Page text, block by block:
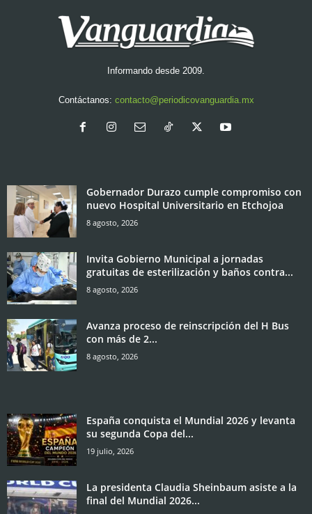
Informando desde 2009.
Contáctanos: contacto@periodicovanguardia.mx
Gobernador Durazo cumple compromiso con
nuevo Hospital Universitario en Etchojoa
8 agosto, 2026
Invita Gobierno Municipal a jornadas
gratuitas de esterilización y baños contra...
8 agosto, 2026
Avanza proceso de reinscripción del H Bus
con más de 2...
8 agosto, 2026
España conquista el Mundial 2026 y levanta
su segunda Copa del...
19 julio, 2026
La presidenta Claudia Sheinbaum asiste a la
final del Mundial 2026...